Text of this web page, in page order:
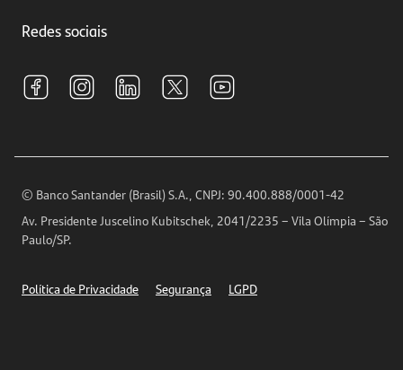
Investimentos
Relações com Investidores
Central de Renegociação
S.A.C
Encontre nossas agências
Horários de Atendimento
Telefones
Redes sociais
© Banco Santander (Brasil) S.A., CNPJ: 90.400.888/0001-42
Av. Presidente Juscelino Kubitschek, 2041/2235 – Vila Olímpia – São
Paulo/SP.
Política de Privacidade Segurança LGPD